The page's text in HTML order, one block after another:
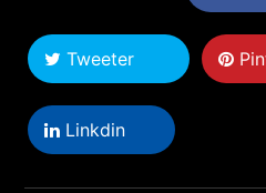
Tweeter
Linkdin